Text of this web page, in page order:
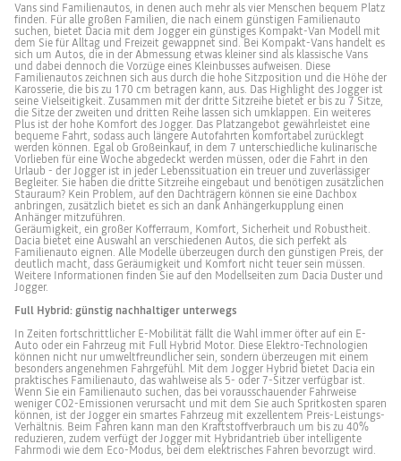
Vans sind Familienautos, in denen auch mehr als vier Menschen bequem Platz
finden. Für alle großen Familien, die nach einem günstigen Familienauto
suchen, bietet Dacia mit dem Jogger ein günstiges Kompakt-Van Modell mit
dem Sie für Alltag und Freizeit gewappnet sind. Bei Kompakt-Vans handelt es
sich um Autos, die in der Abmessung etwas kleiner sind als klassische Vans
und dabei dennoch die Vorzüge eines Kleinbusses aufweisen. Diese
Familienautos zeichnen sich aus durch die hohe Sitzposition und die Höhe der
Karosserie, die bis zu 170 cm betragen kann, aus. Das Highlight des Jogger ist
seine Vielseitigkeit. Zusammen mit der dritte Sitzreihe bietet er bis zu 7 Sitze,
die Sitze der zweiten und dritten Reihe lassen sich umklappen. Ein weiteres
Plus ist der hohe Komfort des Jogger. Das Platzangebot gewährleistet eine
bequeme Fahrt, sodass auch längere Autofahrten komfortabel zurücklegt
werden können. Egal ob Großeinkauf, in dem 7 unterschiedliche kulinarische
Vorlieben für eine Woche abgedeckt werden müssen, oder die Fahrt in den
Urlaub - der Jogger ist in jeder Lebenssituation ein treuer und zuverlässiger
Begleiter. Sie haben die dritte Sitzreihe eingebaut und benötigen zusätzlichen
Stauraum? Kein Problem, auf den Dachträgern können sie eine Dachbox
anbringen, zusätzlich bietet es sich an dank Anhängerkupplung einen
Anhänger mitzuführen.
Geräumigkeit, ein großer Kofferraum, Komfort, Sicherheit und Robustheit.
Dacia bietet eine Auswahl an verschiedenen Autos, die sich perfekt als
Familienauto eignen. Alle Modelle überzeugen durch den günstigen Preis, der
deutlich macht, dass Geräumigkeit und Komfort nicht teuer sein müssen.
Weitere Informationen finden Sie auf den Modellseiten zum Dacia Duster und
Jogger.
Full Hybrid: günstig nachhaltiger unterwegs
In Zeiten fortschrittlicher E-Mobilität fällt die Wahl immer öfter auf ein E-
Auto oder ein Fahrzeug mit Full Hybrid Motor. Diese Elektro-Technologien
können nicht nur umweltfreundlicher sein, sondern überzeugen mit einem
besonders angenehmen Fahrgefühl. Mit dem Jogger Hybrid bietet Dacia ein
praktisches Familienauto, das wahlweise als 5- oder 7-Sitzer verfügbar ist.
Wenn Sie ein Familienauto suchen, das bei vorausschauender Fahrweise
weniger CO2-Emissionen verursacht und mit dem Sie auch Spritkosten sparen
können, ist der Jogger ein smartes Fahrzeug mit exzellentem Preis-Leistungs-
Verhältnis. Beim Fahren kann man den Kraftstoffverbrauch um bis zu 40%
reduzieren, zudem verfügt der Jogger mit Hybridantrieb über intelligente
Fahrmodi wie dem Eco-Modus, bei dem elektrisches Fahren bevorzugt wird.